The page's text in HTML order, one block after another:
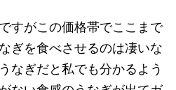
すがこの価格帯でここまで
ぎを食べさせるのは凄いな
なぎだと私でも分かるよう